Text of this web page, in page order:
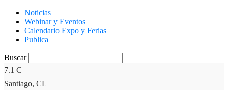
Noticias
Webinar y Eventos
Calendario Expo y Ferias
Publica
Buscar
7.1 C
Santiago, CL